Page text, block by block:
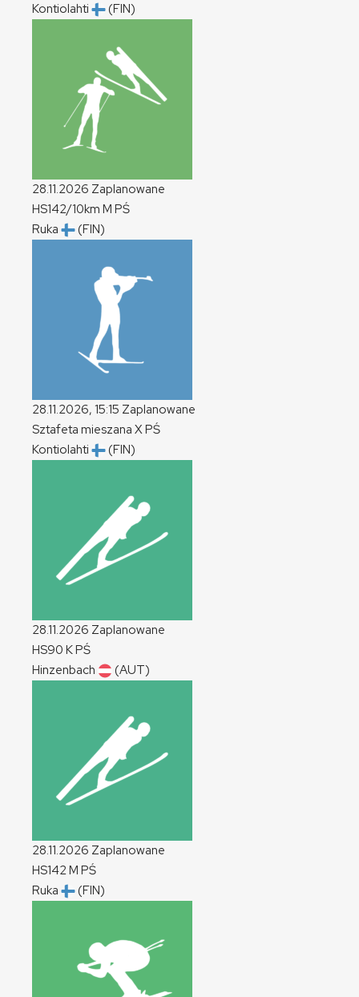
Kontiolahti
(FIN)
28.11.2026 Zaplanowane
HS142/10km M PŚ
Ruka
(FIN)
28.11.2026, 15:15 Zaplanowane
Sztafeta mieszana XPŚ
Kontiolahti
(FIN)
28.11.2026 Zaplanowane
HS90 KPŚ
Hinzenbach
(AUT)
28.11.2026 Zaplanowane
HS142M PŚ
Ruka
(FIN)